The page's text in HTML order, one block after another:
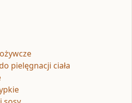
pielęgnacji ciała